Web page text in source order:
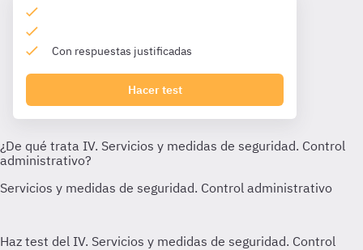
Con respuestas justificadas
Hacer test